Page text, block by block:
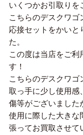
いくつかお引取りを
こちらのデスクワゴ
応接セットをかいと
た。
この度は当店をご利
す！
こちらのデスクワゴ
取っ手に少し使用感
傷等がございました
使用に際した大きな
張ってお買取させて